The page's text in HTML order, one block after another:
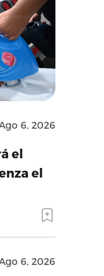
6, 2026
el
el
6, 2026